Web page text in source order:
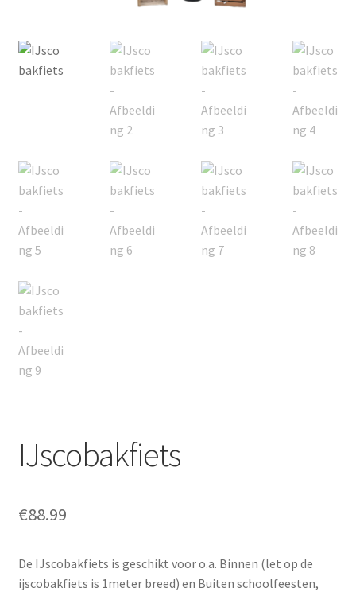
Privacybeleid
IJscobakfiets
€88.99
De IJscobakfiets is geschikt voor o.a. Binnen (let op de
ijscobakfiets is 1meter breed) en Buiten schoolfeesten,